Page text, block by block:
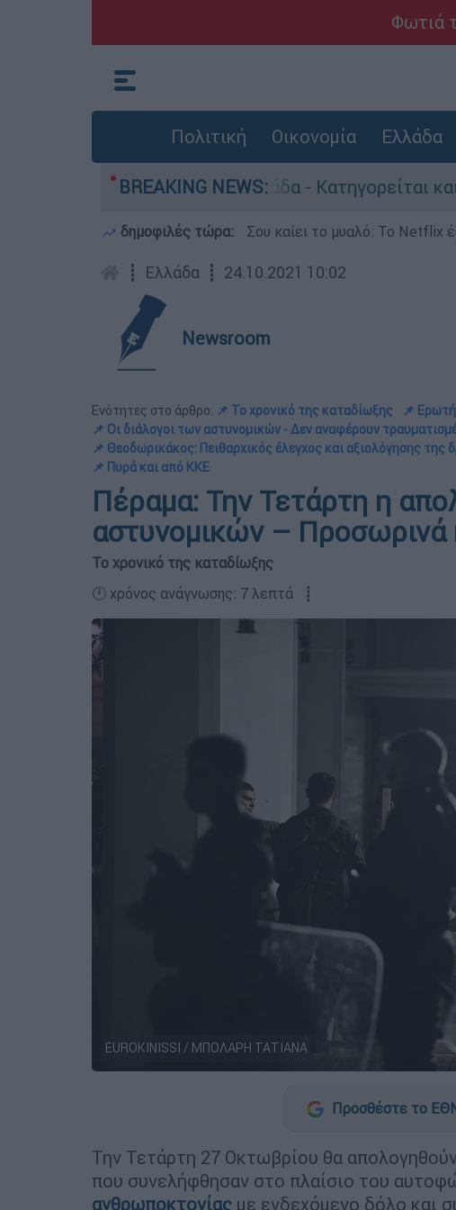
Φωτιά
Πολιτική Οικονομία Ελλάδα
BREAKING NEWS:
στην Ελλάδα - Κατηγορείται και για την
δημοφιλές τώρα: Σου καίει το μυαλό: Το Netflix
┋ Ελλάδα ┋ 24.10.2021 10:02
Newsroom
Ενότητες στο άρθρο: 📌 Το χρονικό της καταδίωξης
📌
📌 Οι διάλογοι των αστυνομικών - Δεν αναφέρουν
📌 Θεοδωρικάκος: Πειθαρχικός έλεγχος και αξιολόγησης της
📌 Πυρά και από ΚΚΕ
Πέραμα: Την Τετάρτη η
αστυνομικών –
Το χρονικό της καταδίωξης
🕛 χρόνος ανάγνωσης: 7 λεπτά ┋
EUROKINISSI / ΜΠΟΛΑΡΗ ΤΑΤΙΑΝΑ
Προσθέστε το
Την Τετάρτη 27 Οκτωβρίου θα
που συνελήφθησαν στο πλαίσιο του
ανθρωποκτονίας με ενδεχόμενο δόλο και